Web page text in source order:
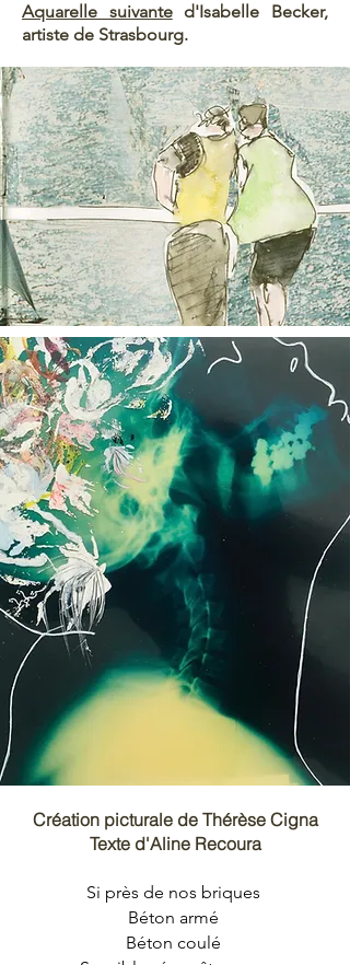
Aquarelle suivanted'Isabelle Becker,
artiste de Strasbourg.
Création picturale de Thérèse Cigna
Texte d'Aline Recoura
Si près de nos briques
Béton armé
Béton coulé